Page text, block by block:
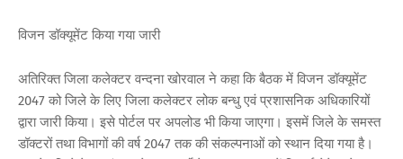
विजन डॉक्यूमेंट किया गया जारी
अतिरिक्त जिला कलेक्टर वन्दना खोरवाल ने कहा कि बैठक में विजन डॉक्यूमेंट
2047 को जिले के लिए जिला कलेक्टर लोक बन्धु एवं प्रशासनिक अधिकारियों
द्वारा जारी किया। इसे पोर्टल पर अपलोड भी किया जाएगा। इसमें जिले के समस्त
डॉक्टरों तथा विभागों की वर्ष 2047 तक की संकल्पनाओं को स्थान दिया गया है।